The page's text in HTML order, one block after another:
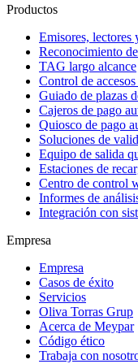
Productos
Emisores, lectores
Reconocimiento
TAG largo alcance
Control de
Guiado de plazas
Cajeros de pago
Quiosco de pago
Soluciones de
Equipo de salida
Estaciones de
Centro de control
Informes de
Integración con
Empresa
Empresa
Casos de éxito
Servicios
Oliva Torras Grup
Acerca de Meypar
Código ético
Trabaja con